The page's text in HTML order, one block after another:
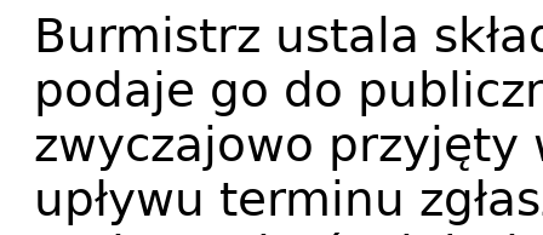
Burmistrz ustala
podaje go do
zwyczajowo
upływu terminu